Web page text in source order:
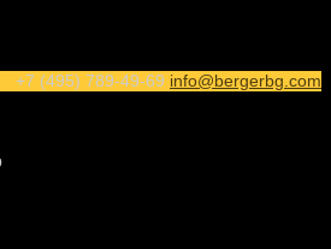
+7 (495) 789-49-69 info@bergerbg.com